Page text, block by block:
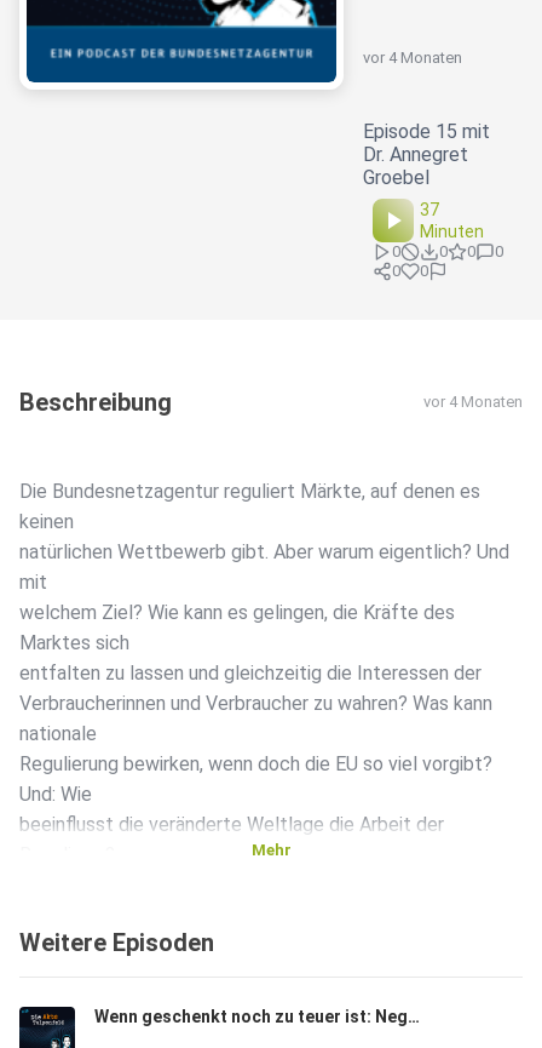
vor 4 Monaten
Episode 15 mit
Dr. Annegret
Groebel
37
Minuten
0 0 0
0
0
0
Beschreibung vor 4 Monaten
Die Bundesnetzagentur reguliert Märkte, auf denen es
keinen
natürlichen Wettbewerb gibt. Aber warum eigentlich? Und
mit
welchem Ziel? Wie kann es gelingen, die Kräfte des
Marktes sich
entfalten zu lassen und gleichzeitig die Interessen der
Verbraucherinnen und Verbraucher zu wahren? Was kann
nationale
Regulierung bewirken, wenn doch die EU so viel vorgibt?
Und: Wie
beeinflusst die veränderte Weltlage die Arbeit der
Am besten beantworten kann diese Fragen Dr. Annegret
in der Bundesnetzagentur die Abteilung Internationales
leitet und
Mehr
Weitere Episoden
Wenn geschenkt noch zu teuer ist: Negative Strompreise